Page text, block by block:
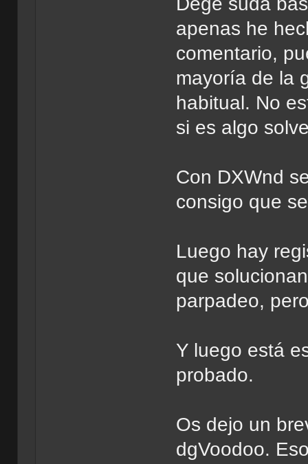
apenas he
comentario,
mayoría de la
habitual. No
si es algo
Con DXWnd
consigo que
Luego hay
que
parpadeo,
Y luego está
probado.
Os dejo un
dgVoodoo.